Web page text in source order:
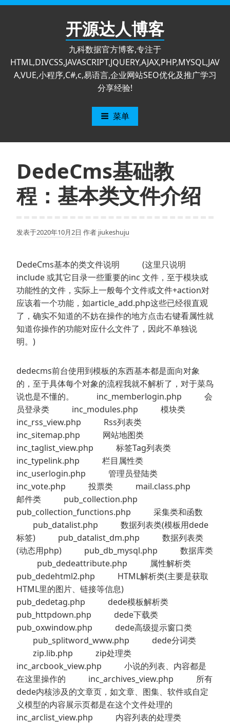
跳
开源达人博客
九科数据官方博客,专注于
HTML,DIVCSS,JAVASCRIPT,JQUERY,AJAX,PHP,MYSQL,JAV
A,VUE,小程序,C#,c,易语言,企业网站SEO优化及推广学习
分享经验!
菜单
DedeCms基础教
程：基本类文件介绍
发表于2020年10月2日 作者 jiukeshuju
DedeCms基本的类文件说明 (这里只说明
include 或其它目录一些重要的inc 文件，至于模块或
功能性的文件，实际上一般每个文件或文件+action对
应该着一个功能，如article_add.php这些已经很直观
了，确实不知道的不妨在操作的地方点击右键看属性就
知道你操作的功能对应什么文件了，因此不单独说
明。)
dedecms前台使用到模板的东西基本都是面向对象
的，至于具体每个对象的流程我就不解析了，对于菜鸟
说也是不懂的。 inc_memberlogin.php 会
员登录类 inc_modules.php 模块类
inc_rss_view.php Rss列表类
inc_sitemap.php 网站地图类
inc_taglist_view.php 标签Tag列表类
inc_typelink.php 栏目属性类
inc_userlogin.php 管理员登陆类
inc_vote.php 投票类 mail.class.php
邮件类 pub_collection.php
pub_collection_functions.php 采集类和函数
pub_datalist.php 数据列表类(模板用dede
标签) pub_datalist_dm.php 数据列表类
(动态用php) pub_db_mysql.php 数据库类
pub_dedeattribute.php 属性解析类
pub_dedehtml2.php HTML解析类(主要是获取
HTML里的图片、链接等信息)
pub_dedetag.php dede模板解析类
pub_httpdown.php dede下载类
pub_oxwindow.php dede高级提示窗口类
pub_splitword_www.php dede分词类
zip.lib.php zip处理类
inc_arcbook_view.php 小说的列表、内容都是
在这里操作的 inc_archives_view.php 所有
dede内核涉及的文章页，如文章、图集、软件或自定
义模型的内容展示页都是在这个文件处理的
inc_arclist_view.php 内容列表的处理类